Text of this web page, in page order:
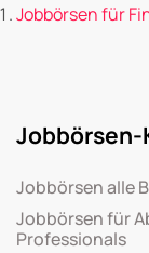
Jobbörsen für
Jobbörsen-
Jobbörsen alle
Jobbörsen für
Professionals